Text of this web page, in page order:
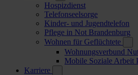
Hospizdienst
Telefonseelsorge
Kinder- und Jugendtelefon
Pflege in Not Brandenburg
Wohnen für Geflüchtete
Wohnungsverbund
Mobile Soziale Arbeit
Karriere